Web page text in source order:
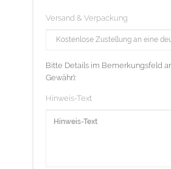
Versand & Verpackung
Bitte Details im Bemerkungsfeld
Gewähr):
Hinweis-Text